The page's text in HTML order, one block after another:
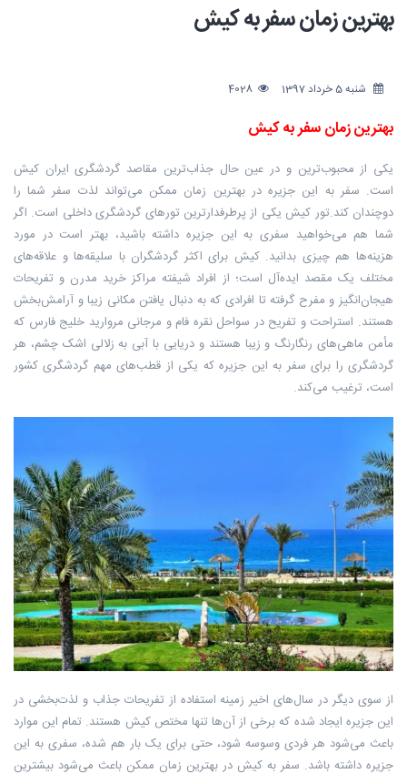
بهترین زمان سفر به کیش
شنبه 5 خرداد 1397
بهترین زمان سفر به کیش
یکی از محبوب‌ترین و در عین حال جذاب‌ترین مقاصد گردشگری ایران کیش
است. سفر به این جزیره در بهترین زمان ممکن می‌تواند لذت سفر شما را
دوچندان کند.تور کیش یکی از پرطرفدارترین تورهای گردشگری داخلی است. اگر
شما هم می‌خواهید سفری به این جزیره داشته باشید، بهتر است در مورد
هزینه‌ها هم چیزی بدانید. کیش برای اکثر گردشگران با سلیقه‌ها و علاقه‌های
مختلف یک مقصد ایده‌آل است؛ از افراد شیفته مراکز خرید مدرن و تفریحات
هیجان‌انگیز و مفرح گرفته تا افرادی که به دنبال یافتن مکانی زیبا و آرامش‌بخش
هستند. استراحت و تفریح در سواحل نقره فام و مرجانی مروارید خلیج فارس که
مأمن ماهی‌های رنگارنگ و زیبا هستند و دریایی با آبی به زلالی اشک چشم، هر
گردشگری را برای سفر به این جزیره که یکی از قطب‌های مهم گردشگری کشور
است، ترغیب می‌کند.
از سوی دیگر در سال‌های اخیر زمینه استفاده از تفریحات جذاب و لذت‌بخشی در
این جزیره ایجاد شده که برخی از آن‌ها تنها مختص کیش هستند. تمام این موارد
باعث می‌شود هر فردی وسوسه شود، حتی برای یک بار هم شده، سفری به این
جزیره داشته باشد. سفر به کیش در بهترین زمان ممکن باعث می‌شود بیشترین